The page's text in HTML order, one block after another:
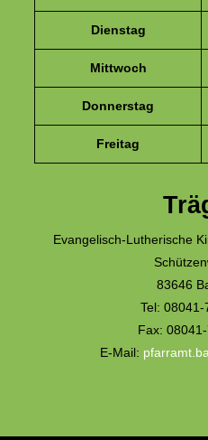
Dienstag
Mittwoch
Donnerstag
Freitag
Evangelisch-Lutherische
83646
Tel:
Fax:
E-Mail: